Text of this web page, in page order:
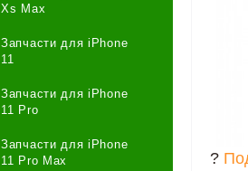
Xs Max
Запчасти для iPhone
11
Запчасти для iPhone
11 Pro
Запчасти для iPhone
11 Pro Max
?